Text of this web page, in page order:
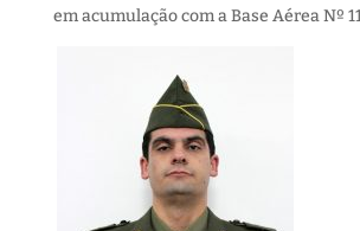
em acumulação com a Base Aérea Nº